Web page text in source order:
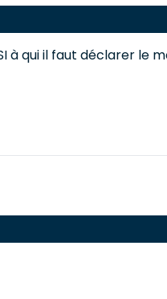
à qui il faut déclarer le